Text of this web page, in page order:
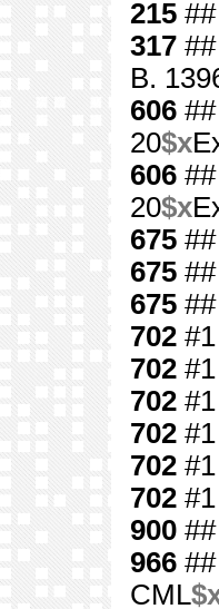
215 ##
317 ##
B.
606 ##
20$x
606 ##
20$x
675 ##
675 ##
675 ##
702 #1
702 #1
702 #1
702 #1
702 #1
702 #1
900 ##
966 ##
CML